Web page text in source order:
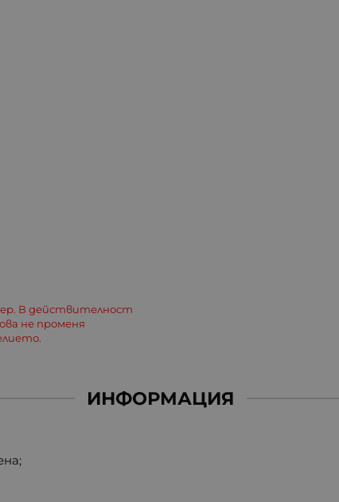
В действителност
не променя
ИНФОРМАЦИЯ